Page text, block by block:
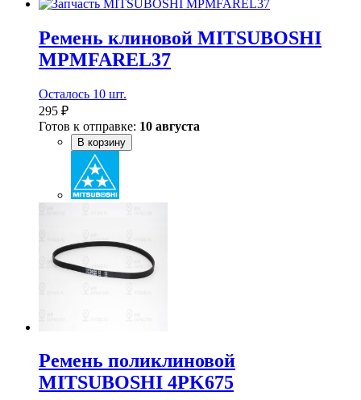
Ремень клиновой MITSUBOSHI
MPMFAREL37
Осталось 10 шт.
295 ₽
Готов к отправке: 10 августа
В корзину
Ремень поликлиновой
MITSUBOSHI 4PK675